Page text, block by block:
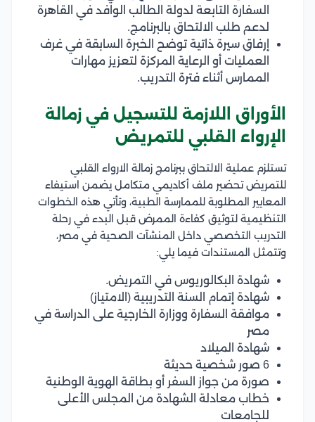
السفارة التابعة لدولة الطالب الوافد في القاهرة
لدعم طلب الالتحاق بالبرنامج.
إرفاق سيرة ذاتية توضح الخبرة السابقة في غرف
العمليات أو الرعاية المركزة لتعزيز مهارات
الممارس أثناء فترة التدريب.
الأوراق اللازمة للتسجيل في زمالة
الإرواء القلبي للتمريض
تستلزم عملية الالتحاق ببرنامج زمالة الارواء القلبي
للتمريض تحضير ملف أكاديمي متكامل يضمن استيفاء
المعايير المطلوبة للممارسة الطبية، وتأتي هذه الخطوات
التنظيمية لتوثيق كفاءة الممرض قبل البدء في رحلة
التدريب التخصصي داخل المنشآت الصحية في مصر،
وتتمثل المستندات فيما يلي:
شهادة البكالوريوس في التمريض.
شهادة إتمام السنة التدريبية (الامتياز)
موافقة السفارة ووزارة الخارجية على الدراسة في
مصر
شهادة الميلاد
6 صور شخصية حديثة
صورة من جواز السفر أو بطاقة الهوية الوطنية
خطاب معادلة الشهادة من المجلس الأعلى
للجامعات